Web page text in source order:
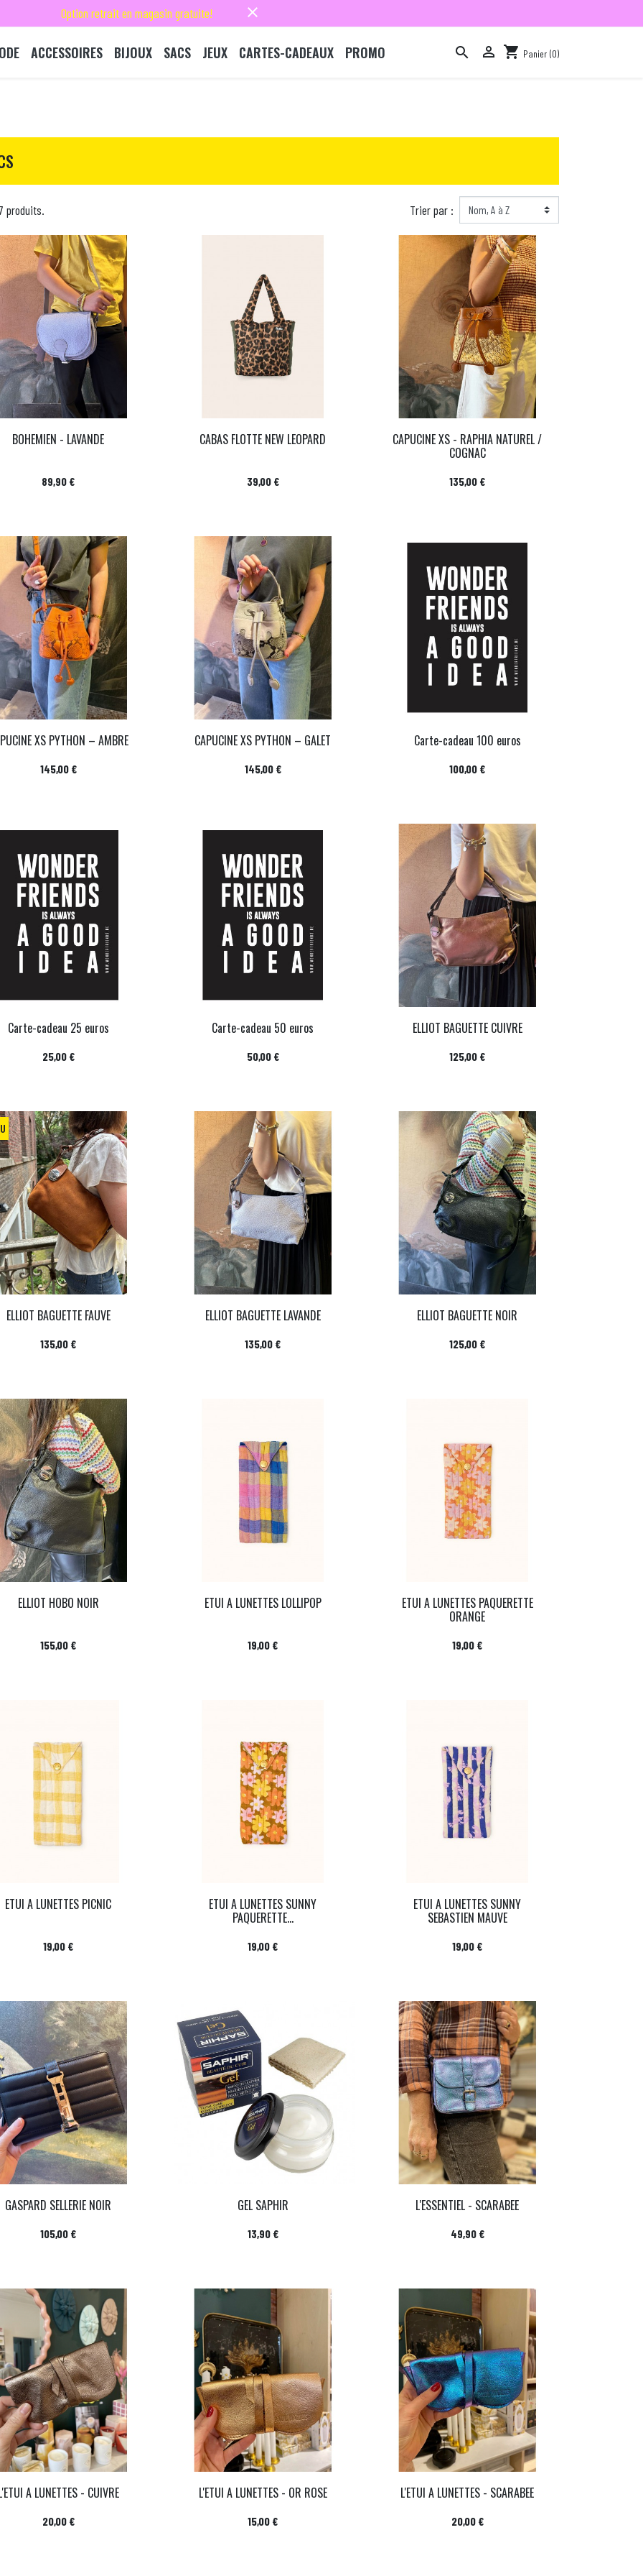
Option retrait en magasin gratuite! close
ACCESSOIRES BIJOUX SACS JEUX CARTES-CADEAUX PROMO   shopping_cart Panier (0)
produits. Trier par :
BOHEMIEN - LAVANDE
Prix
89,90 €
CABAS FLOTTE NEW LEOPARD
Prix
39,00 €
CAPUCINE XS - RAPHIA NATUREL /
COGNAC
Prix
135,00 €
XS PYTHON – AMBRE
Prix
145,00 €
CAPUCINE XS PYTHON – GALET
Prix
145,00 €
Carte-cadeau 100 euros
Prix
100,00 €
Carte-cadeau 25 euros
Prix
25,00 €
Carte-cadeau 50 euros
Prix
50,00 €
ELLIOT BAGUETTE CUIVRE
Prix
125,00 €
ELLIOT BAGUETTE FAUVE
Prix
135,00 €
ELLIOT BAGUETTE LAVANDE
Prix
135,00 €
ELLIOT BAGUETTE NOIR
Prix
125,00 €
ELLIOT HOBO NOIR
Prix
155,00 €
ETUI A LUNETTES LOLLIPOP
Prix
19,00 €
ETUI A LUNETTES PAQUERETTE
ORANGE
Prix
19,00 €
ETUI A LUNETTES PICNIC
Prix
19,00 €
ETUI A LUNETTES SUNNY
PAQUERETTE...
Prix
19,00 €
ETUI A LUNETTES SUNNY
SEBASTIEN MAUVE
Prix
19,00 €
GASPARD SELLERIE NOIR
Prix
105,00 €
GEL SAPHIR
Prix
13,90 €
L'ESSENTIEL - SCARABEE
Prix
49,90 €
A LUNETTES - CUIVRE
Prix
20,00 €
L'ETUI A LUNETTES - OR ROSE
Prix
15,00 €
L'ETUI A LUNETTES - SCARABEE
Prix
20,00 €